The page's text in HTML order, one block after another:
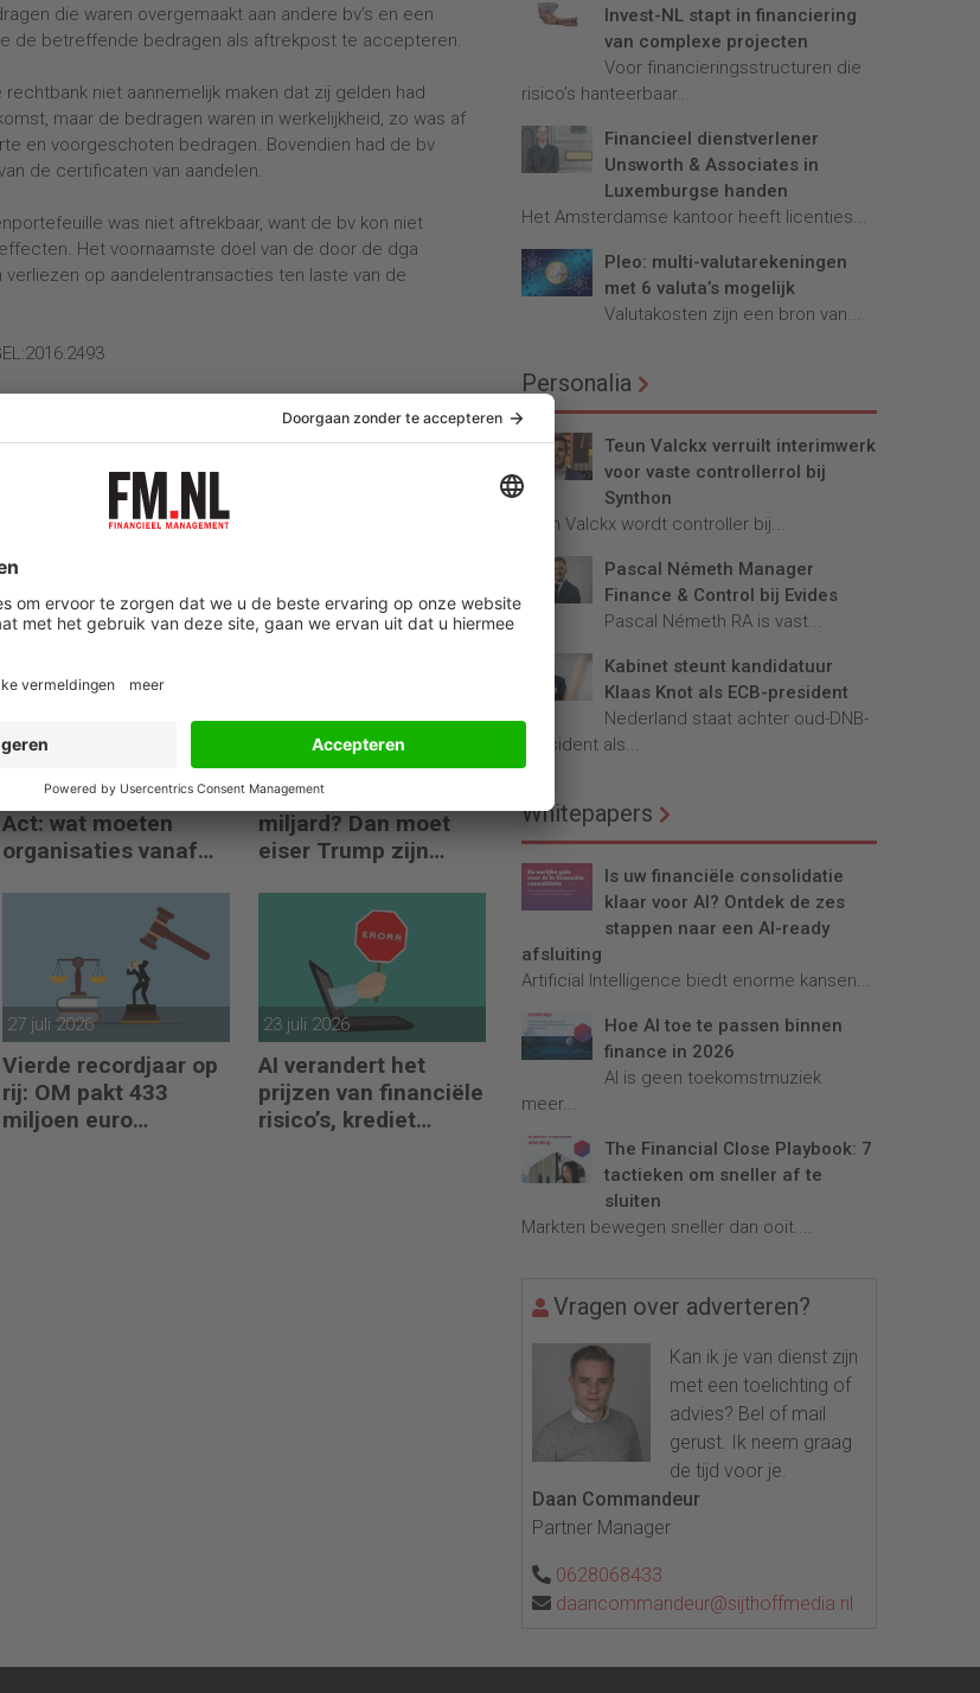
die waren overgemaakt aan andere bv’s en een
de betreffende bedragen als aftrekpost te accepteren.
niet aannemelijk maken dat zij gelden had
maar de bedragen waren in werkelijkheid, zo was af
en voorgeschoten bedragen. Bovendien had de bv
de certificaten van aandelen.
was niet aftrekbaar, want de bv kon niet
Het voornaamste doel van de door de dga
op aandelentransacties ten laste van de
31 juli 2026
Nieuwe fase EU AI
Act: wat moeten
organisaties vanaf
28 juli 2026
Smaadzaak van 10
miljard? Dan moet
eiser Trump zijn
27 juli 2026
Vierde recordjaar op
rij: OM pakt 433
miljoen euro
23 juli 2026
AI verandert het
prijzen van financiële
risico’s, krediet
Invest-NL stapt in financiering
van complexe projecten
Voor financieringsstructuren die
risico’s hanteerbaar...
Financieel dienstverlener
Unsworth & Associates in
Luxemburgse handen
Het Amsterdamse kantoor heeft licenties...
Pleo: multi-valutarekeningen
met 6 valuta’s mogelijk
Valutakosten zijn een bron van...
Personalia
Teun Valckx verruilt interimwerk
voor vaste controllerrol bij
Synthon
Teun Valckx wordt controller bij...
Pascal Németh Manager
Finance & Control bij Evides
Pascal Németh RA is vast...
Kabinet steunt kandidatuur
Klaas Knot als ECB-president
Nederland staat achter oud-DNB-
president als...
Whitepapers
Is uw financiële consolidatie
klaar voor AI? Ontdek de zes
stappen naar een AI-ready
afsluiting
Artificial Intelligence biedt enorme kansen...
Hoe AI toe te passen binnen
finance in 2026
AI is geen toekomstmuziek
meer...
The Financial Close Playbook: 7
tactieken om sneller af te
sluiten
Markten bewegen sneller dan ooit....
Vragen over adverteren?
Kan ik je van dienst zijn
met een toelichting of
advies? Bel of mail
gerust. Ik neem graag
de tijd voor je.
Daan Commandeur
Partner Manager
0628068433
daancommandeur@sijthoffmedia.nl